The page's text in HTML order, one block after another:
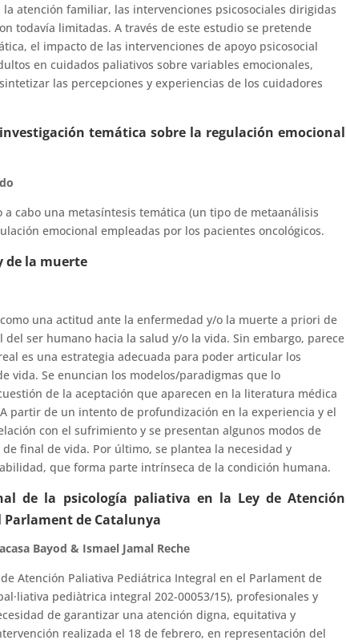
atención familiar, las intervenciones psicosociales dirigidas
todavía limitadas. A través de este estudio se pretende
el impacto de las intervenciones de apoyo psicosocial
en cuidados paliativos sobre variables emocionales,
las percepciones y experiencias de los cuidadores
temática sobre la regulación emocional
cabo una metasíntesis temática (un tipo de metaanálisis
emocional empleadas por los pacientes oncológicos.
de la muerte
una actitud ante la enfermedad y/o la muerte a priori de
ser humano hacia la salud y/o la vida. Sin embargo, parece
es una estrategia adecuada para poder articular los
vida. Se enuncian los modelos/paradigmas que lo
de la aceptación que aparecen en la literatura médica
partir de un intento de profundización en la experiencia y el
con el sufrimiento y se presentan algunos modos de
final de vida. Por último, se plantea la necesidad y
que forma parte intrínseca de la condición humana.
de la psicología paliativa en la Ley de Atención
de Catalunya
Bayod & Ismael Jamal Reche
Atención Paliativa Pediátrica Integral en el Parlament de
pediàtrica integral 202-00053/15), profesionales y
de garantizar una atención digna, equitativa y
realizada el 18 de febrero, en representación del